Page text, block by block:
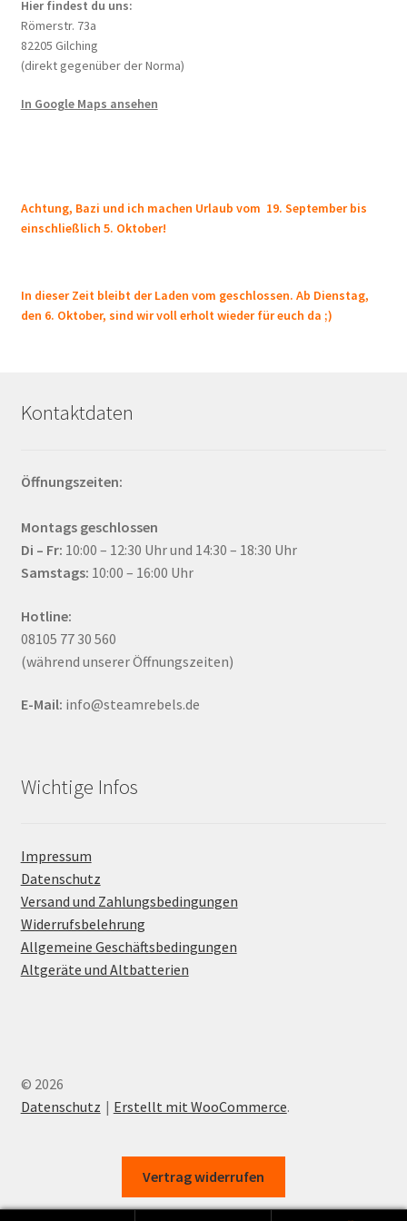
Hier findest du uns:
Römerstr. 73a
82205 Gilching
(direkt gegenüber der Norma)
In Google Maps ansehen
Achtung, Bazi und ich machen Urlaub vom 19. September bis
einschließlich 5. Oktober!
In dieser Zeit bleibt der Laden vom geschlossen. Ab Dienstag,
den 6. Oktober, sind wir voll erholt wieder für euch da ;)
Kontaktdaten
Öffnungszeiten:
Montags geschlossen
Di – Fr: 10:00 – 12:30 Uhr und 14:30 – 18:30 Uhr
Samstags: 10:00 – 16:00 Uhr
Hotline:
08105 77 30 560
(während unserer Öffnungszeiten)
E-Mail: info@steamrebels.de
Wichtige Infos
Impressum
Datenschutz
Versand und Zahlungsbedingungen
Widerrufsbelehrung
Allgemeine Geschäftsbedingungen
Altgeräte und Altbatterien
© 2026
Datenschutz
Erstellt mit WooCommerce.
Vertrag widerrufen